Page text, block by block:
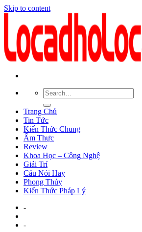
Skip to content
Trang Chủ
Tin Tức
Kiến Thức Chung
Ẩm Thực
Review
Khoa Học – Công Nghệ
Giải Trí
Câu Nói Hay
Phong Thủy
Kiến Thức Pháp Lý
-
-